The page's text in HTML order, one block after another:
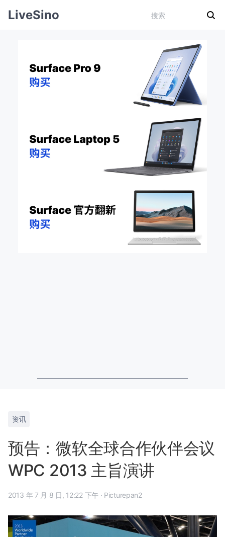
LiveSino
资讯
预告：微软全球合作伙伴会议
WPC 2013 主旨演讲
2013 年 7 月 8 日, 12:22 下午 · Picturepan2